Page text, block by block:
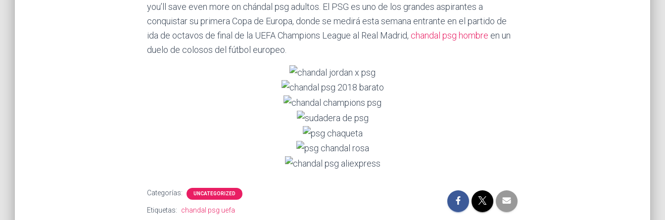
you’ll save even more on chándal psg adultos. El PSG es uno de los grandes aspirantes a
conquistar su primera Copa de Europa, donde se medirá esta semana entrante en el partido de
ida de octavos de final de la UEFA Champions League al Real Madrid, chandal psg hombre en un
duelo de colosos del fútbol europeo.
Categorías: UNCATEGORIZED
Etiquetas:
chandal psg uefa